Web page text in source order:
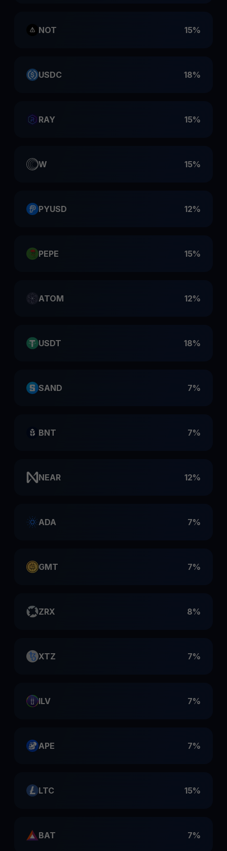
NOT 15%
USDC 18%
RAY 15%
W 15%
PYUSD 12%
PEPE 15%
ATOM 12%
USDT 18%
SAND 7%
BNT 7%
NEAR 12%
ADA 7%
GMT 7%
ZRX 8%
XTZ 7%
ILV 7%
APE 7%
LTC 15%
BAT 7%